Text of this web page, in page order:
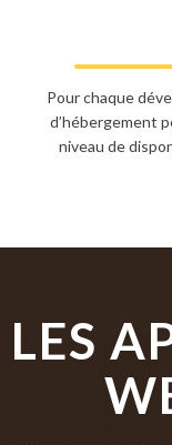
Pour chaque
d’hébergement
niveau de
LES